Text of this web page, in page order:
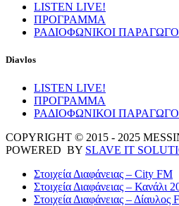
LISTEN LIVE!
ΠΡΟΓΡΑΜΜΑ
ΡΑΔΙΟΦΩΝΙΚΟΙ
Diavlos
LISTEN LIVE!
ΠΡΟΓΡΑΜΜΑ
ΡΑΔΙΟΦΩΝΙΚΟΙ
COPYRIGHT © 2015 - 2025
POWERED BY SLAVE IT
Στοιχεία Διαφάνειας – City FM
Στοιχεία Διαφάνειας – Κανάλι
Στοιχεία Διαφάνειας – Δίαυλος